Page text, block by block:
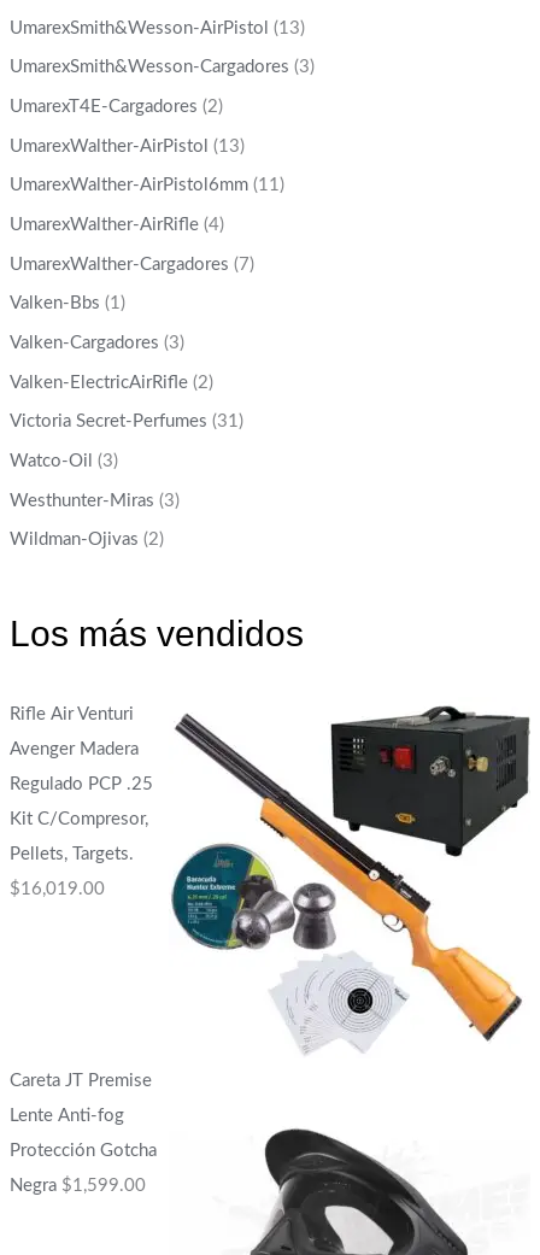
UmarexSmith&Wesson-AirPistol (13)
UmarexSmith&Wesson-Cargadores (3)
UmarexT4E-Cargadores (2)
UmarexWalther-AirPistol (13)
UmarexWalther-AirPistol6mm (11)
UmarexWalther-AirRifle (4)
UmarexWalther-Cargadores (7)
Valken-Bbs (1)
Valken-Cargadores (3)
Valken-ElectricAirRifle (2)
Victoria Secret-Perfumes (31)
Watco-Oil (3)
Westhunter-Miras (3)
Wildman-Ojivas (2)
Los más vendidos
Rifle Air Venturi
Avenger Madera
Regulado PCP .25
Kit C/Compresor,
Pellets, Targets.
$16,019.00
Careta JT Premise
Lente Anti-fog
Protección Gotcha
Negra $1,599.00